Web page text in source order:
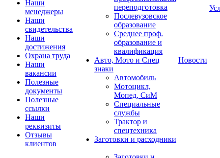
Наши
менеджеры
Наши
свидетельства
Наши
достижения
Охрана труда
Наши
вакансии
Полезные
документы
Полезные
ссылки
Наши
реквизиты
Отзывы
клиентов
переподготовка
Послевузовское
образование
Среднее проф.
образование и
квалификация
Авто, Мото и Спец
знаки
Автомобиль
Мотоцикл,
Мопед, СиМ
Специальные
службы
Трактор и
спецтехника
Заготовки и расходники
Новости